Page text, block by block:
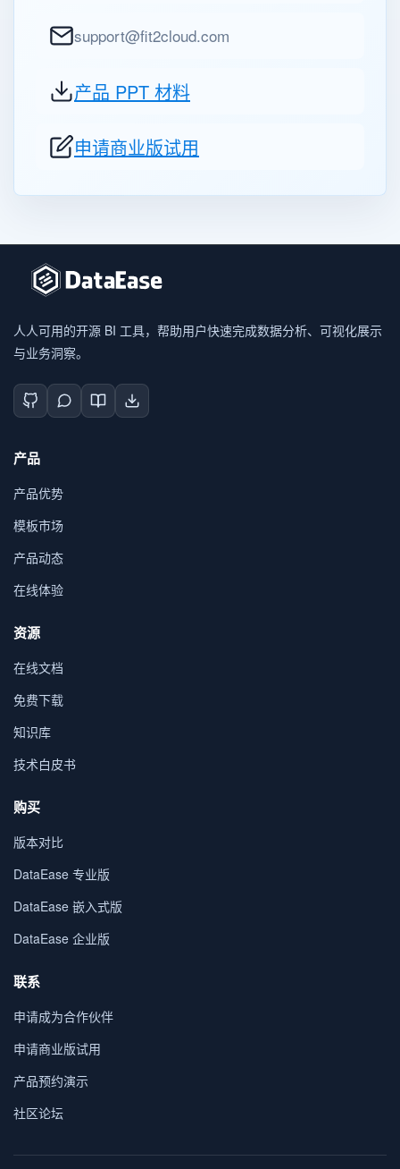
support@fit2cloud.com
产品 PPT 材料
申请商业版试用
人人可用的开源 BI 工具，帮助用户快速完成数据分析、可视化展示
与业务洞察。
产品
产品优势
模板市场
产品动态
在线体验
资源
在线文档
免费下载
知识库
技术白皮书
购买
版本对比
DataEase 专业版
DataEase 嵌入式版
DataEase 企业版
联系
申请成为合作伙伴
申请商业版试用
产品预约演示
社区论坛